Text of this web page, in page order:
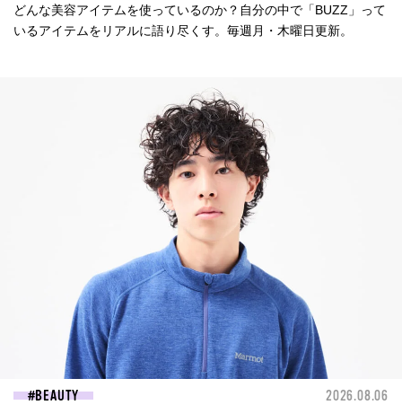
どんな美容アイテムを使っているのか？自分の中で「BUZZ」って
いるアイテムをリアルに語り尽くす。毎週月・木曜日更新。
BEAUTY 2026.08.06